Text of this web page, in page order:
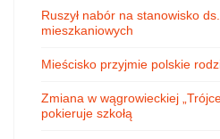
Ruszył nabór na stanowisko
mieszkaniowych
Mieścisko przyjmie polskie
Zmiana w wągrowieckiej
pokieruje szkołą